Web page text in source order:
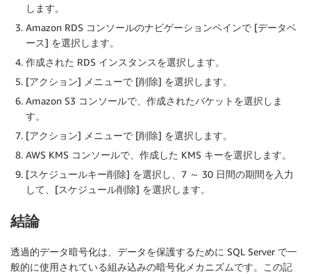
します。
Amazon RDS コンソールのナビゲーションペインで [データベ
ース] を選択します。
作成された RDS インスタンスを選択します。
[アクション] メニューで [削除] を選択します。
Amazon S3 コンソールで、作成されたバケットを選択しま
す。
[アクション] メニューで [削除] を選択します。
AWS KMS コンソールで、作成した KMS キーを選択します。
[スケジュールキー削除] を選択し、7 ～ 30 日間の期間を入力
して、[スケジュール削除] を選択します。
結論
透過的データ暗号化は、データを保護するために SQL Server で一
般的に使用されている組み込みの暗号化メカニズムです。この記